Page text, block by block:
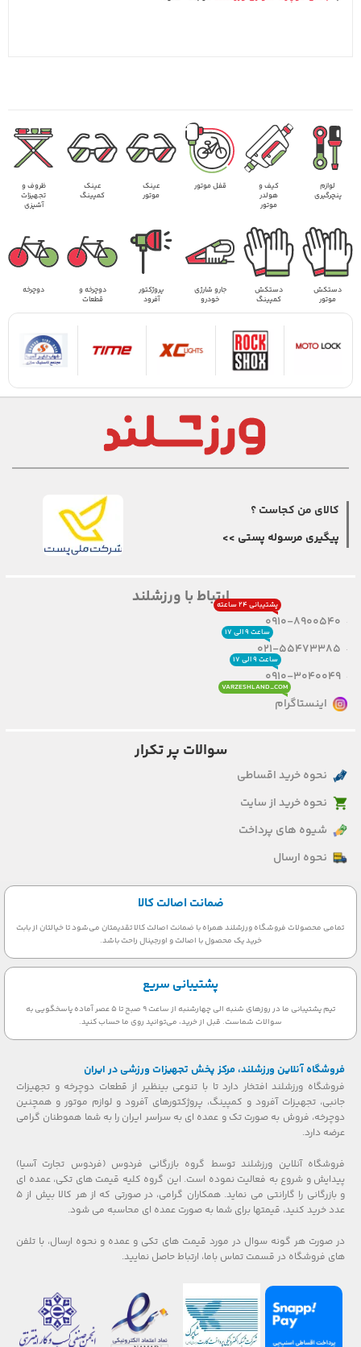
لوازم
پنچرگیری
کیف و
هولدر
موتور
قفل موتور
عینک
موتور
عینک
کمپینگ
ظروف و
تجهیزات
آشپزی
دستکش
موتور
دستکش
کمپینگ
جارو شارژی
خودرو
پروژکتور
آفرود
دوچرخه و
قطعات
دوچرخه
کالای من کجاست ؟
پیگیری مرسوله پستی >>
ارتباط با ورزشلند
0910-8900540
پشتیبانی ۲۴ ساعته
021-55473385
ساعت ۹ الی ۱۷
0910-3040049
ساعت ۹ الی ۱۷
اینستاگرام
VARZESHLAND_COM
سوالات پر تکرار
نحوه خرید اقساطی
نحوه خرید از سایت
شیوه های پرداخت
نحوه ارسال
ضمانت اصالت کالا
تمامی محصولات فروشگاه ورزشلند همراه با ضمانت اصالت کالا تقدیمتان می‌شود تا خیالتان از بابت
خرید یک محصول با اصالت و اورجینال راحت باشد.
پشتیبانی سریع
تیم پشتیبانی ما در روزهای شنبه الی چهارشنبه از ساعت 9 صبح تا 5 عصر آماده پاسخگویی به
سوالات شماست. قبل از خرید، می‌توانید روی ما حساب کنید.
فروشگاه آنلاین ورزشلند، مرکز پخش تجهیزات ورزشی در ایران
فروشگاه ورزشلند افتخار دارد تا با تنوعی بینظیر از قطعات دوچرخه و تجهیزات
جانبی، تجهیزات آفرود و کمپینگ، پروژکتورهای آفرود و لوازم موتور و همچنین
دوچرخه، فروش به صورت تک و عمده ای به سراسر ایران را به شما هموطنان گرامی
عرضه دارد.
فروشگاه آنلاین ورزشلند توسط گروه بازرگانی فردوس (فردوس تجارت آسیا)
پیدایش و شروع به فعالیت نموده است. این گروه کلیه قیمت های تکی، عمده ای
و بازرگانی را گارانتی می نماید. همکاران گرامی، در صورتی که از هر کالا بیش از ۵
عدد خرید کنید، قیمتها برای شما به صورت عمده ای محاسبه می شود.
در صورت هر گونه سوال در مورد قیمت های تکی و عمده و نحوه ارسال، با تلفن
های فروشگاه در قسمت تماس باما، ارتباط حاصل نمایید.